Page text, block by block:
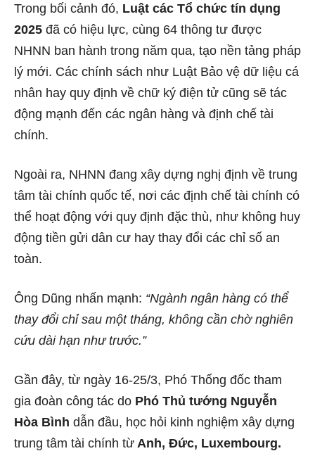
Trong bối cảnh đó, Luật các Tổ chức tín dụng
2025 đã có hiệu lực, cùng 64 thông tư được
NHNN ban hành trong năm qua, tạo nền tảng pháp
lý mới. Các chính sách như Luật Bảo vệ dữ liệu cá
nhân hay quy định về chữ ký điện tử cũng sẽ tác
động mạnh đến các ngân hàng và định chế tài
chính.
Ngoài ra, NHNN đang xây dựng nghị định về trung
tâm tài chính quốc tế, nơi các định chế tài chính có
thể hoạt động với quy định đặc thù, như không huy
động tiền gửi dân cư hay thay đổi các chỉ số an
toàn.
Ông Dũng nhấn mạnh: “Ngành ngân hàng có thể
thay đổi chỉ sau một tháng, không cần chờ nghiên
cứu dài hạn như trước.”
Gần đây, từ ngày 16-25/3, Phó Thống đốc tham
gia đoàn công tác do Phó Thủ tướng Nguyễn
Hòa Bình dẫn đầu, học hỏi kinh nghiệm xây dựng
trung tâm tài chính từ Anh, Đức, Luxembourg.